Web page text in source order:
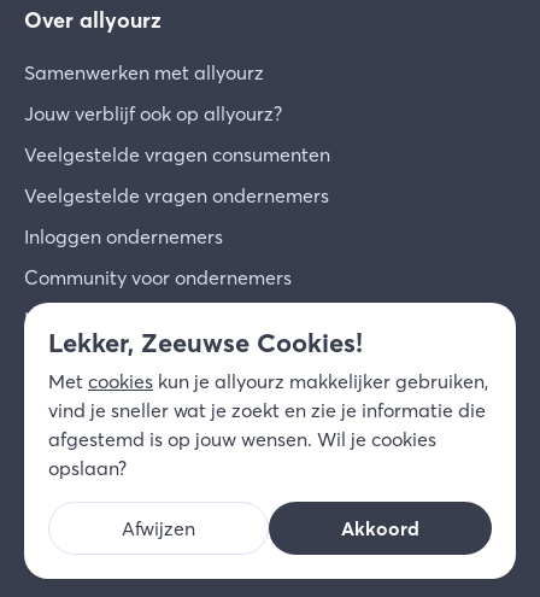
Over allyourz
Samenwerken met allyourz
Jouw verblijf ook op allyourz?
Veelgestelde vragen consumenten
Veelgestelde vragen ondernemers
Inloggen ondernemers
Community voor ondernemers
Inschrijven voor de nieuwsbrief
Over ons
Contact
© 2026 allyourz b.v.
NL
Lekker, Zeeuwse Cookies!
Met cookies kun je allyourz makkelijker gebruiken,
vind je sneller wat je zoekt en zie je informatie die
afgestemd is op jouw wensen. Wil je cookies
opslaan?
Afwijzen Akkoord